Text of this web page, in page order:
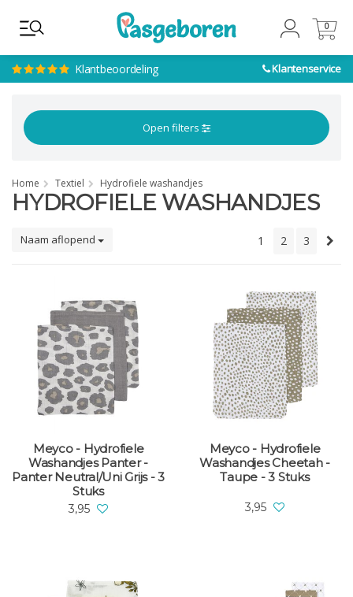
Klantbeoordeling Klantenservice
0
0
Open filters
Home Textiel Hydrofiele washandjes
HYDROFIELE WASHANDJES
Naam aflopend 1 2 3
Meyco - Hydrofiele
Washandjes Panter -
Panter Neutral/Uni Grijs - 3
Stuks
3,95
Meyco - Hydrofiele
Washandjes Cheetah -
Taupe - 3 Stuks
3,95